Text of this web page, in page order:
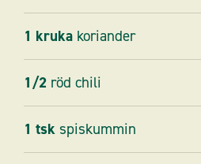
1 kruka koriander
1/2 röd chili
1 tsk spiskummin